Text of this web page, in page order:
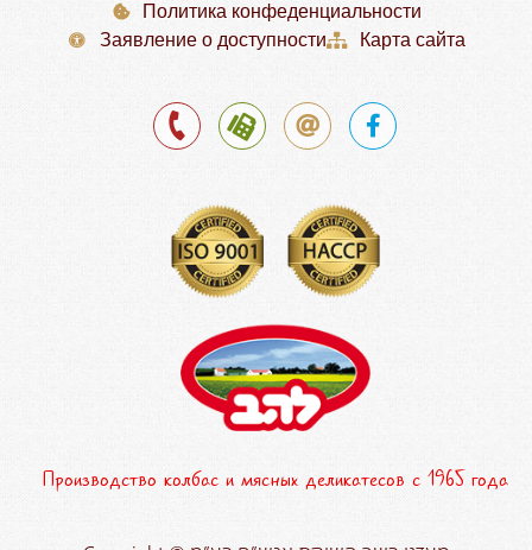
Политика конфеденциальности
Заявление о доступности
Карта сайта
Производство колбас и мясных деликатесов с 1965 года